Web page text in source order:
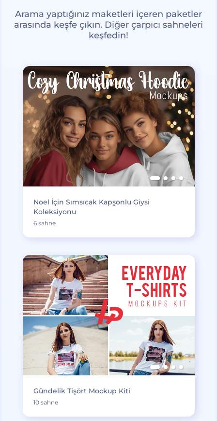
Arama yaptığınız maketleri içeren paketler
arasında keşfe çıkın. Diğer çarpıcı sahneleri
keşfedin!
Noel İçin Sımsıcak Kapşonlu Giysi
Koleksiyonu
6 sahne
Gündelik Tişört Mockup Kiti
10 sahne